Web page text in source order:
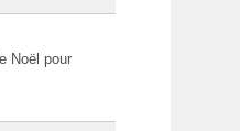
Noël pour